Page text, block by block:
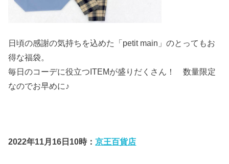
日頃の感謝の気持ちを込めた「petit main」のとってもお
得な福袋。
毎日のコーデに役立つITEMが盛りだくさん！ 数量限定
なのでお早めに♪
2022年11月16日10時：京王百貨店